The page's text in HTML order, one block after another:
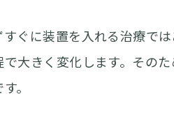
ぐに装置を入れる治療で
大きく変化します。その
。